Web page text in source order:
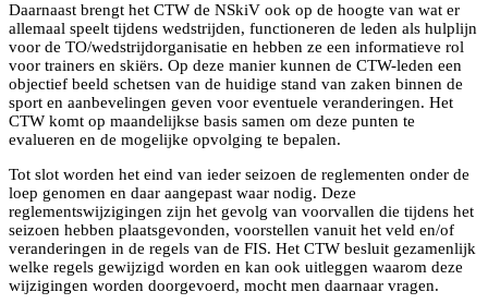
Daarnaast brengt het CTW de NSkiV ook op de hoogte van wat er
allemaal speelt tijdens wedstrijden, functioneren de leden als hulplijn
voor de TO/wedstrijdorganisatie en hebben ze een informatieve rol
voor trainers en skiërs. Op deze manier kunnen de CTW-leden een
objectief beeld schetsen van de huidige stand van zaken binnen de
sport en aanbevelingen geven voor eventuele veranderingen. Het
CTW komt op maandelijkse basis samen om deze punten te
evalueren en de mogelijke opvolging te bepalen.
Tot slot worden het eind van ieder seizoen de reglementen onder de
loep genomen en daar aangepast waar nodig. Deze
reglementswijzigingen zijn het gevolg van voorvallen die tijdens het
seizoen hebben plaatsgevonden, voorstellen vanuit het veld en/of
veranderingen in de regels van de FIS. Het CTW besluit gezamenlijk
welke regels gewijzigd worden en kan ook uitleggen waarom deze
wijzigingen worden doorgevoerd, mocht men daarnaar vragen.